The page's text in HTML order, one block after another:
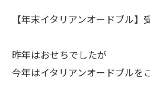
【年末イタリアンオードブル
昨年はおせちでしたが⠀
今年はイタリアンオードブルを